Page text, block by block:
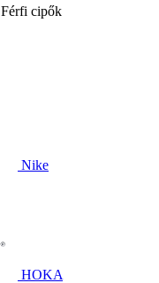
Férfi cipők
Nike
HOKA